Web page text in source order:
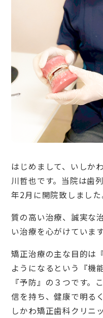
はじめまして、いしか
川哲也です。当院は歯
年2月に開院致しました
質の高い治療、誠実な
い治療を心がけています
矯正治療の主な目的は
ようになるという『機
『予防』の３つです。
信を持ち、健康で明る
しかわ矯正歯科クリニ